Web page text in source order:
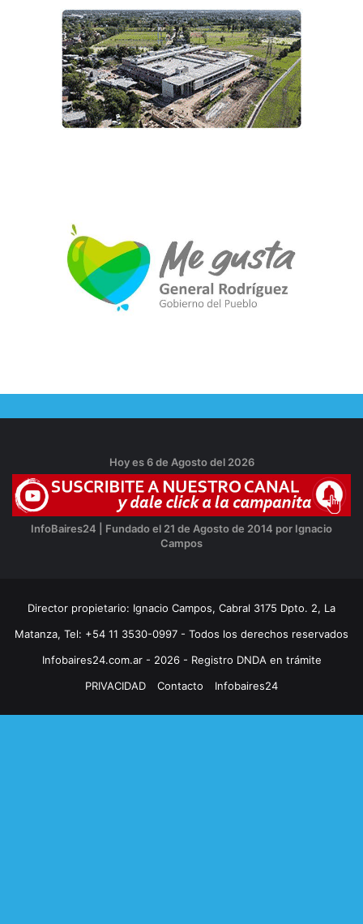
Hoy es 6 de Agosto del 2026
InfoBaires24 | Fundado el 21 de Agosto de 2014 por Ignacio
Campos
Director propietario: Ignacio Campos, Cabral 3175 Dpto. 2, La
Matanza, Tel: +54 11 3530-0997 - Todos los derechos reservados
Infobaires24.com.ar - 2026 - Registro DNDA en trámite
PRIVACIDAD
Contacto Infobaires24